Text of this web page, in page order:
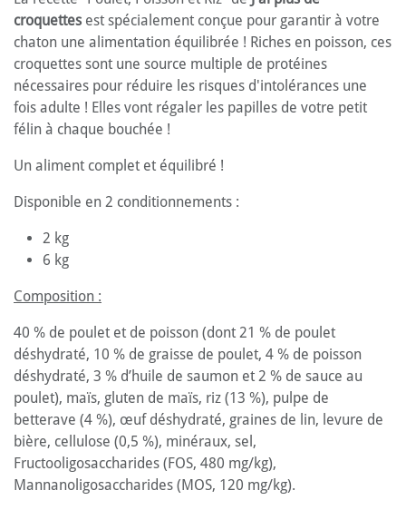
croquettes est spécialement conçue pour garantir à votre
chaton une alimentation équilibrée ! Riches en poisson, ces
croquettes sont une source multiple de protéines
nécessaires pour réduire les risques d'intolérances une
fois adulte ! Elles vont régaler les papilles de votre petit
félin à chaque bouchée !
Un aliment complet et équilibré !
Disponible en 2 conditionnements :
2 kg
6 kg
Composition :
40 % de poulet et de poisson (dont 21 % de poulet
déshydraté, 10 % de graisse de poulet, 4 % de poisson
déshydraté, 3 % d’huile de saumon et 2 % de sauce au
poulet), maïs, gluten de maïs, riz (13 %), pulpe de
betterave (4 %), œuf déshydraté, graines de lin, levure de
bière, cellulose (0,5 %), minéraux, sel,
Fructooligosaccharides (FOS, 480 mg/kg),
Mannanoligosaccharides (MOS, 120 mg/kg).